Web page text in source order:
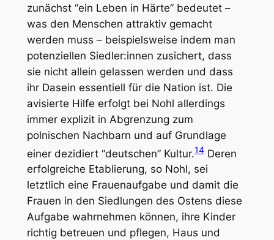
zunächst “ein Leben in Härte” bedeutet –
was den Menschen attraktiv gemacht
werden muss – beispielsweise indem man
potenziellen Siedler:innen zusichert, dass
sie nicht allein gelassen werden und dass
ihr Dasein essentiell für die Nation ist. Die
avisierte Hilfe erfolgt bei Nohl allerdings
immer explizit in Abgrenzung zum
polnischen Nachbarn und auf Grundlage
einer dezidiert “deutschen” Kultur.14Deren
erfolgreiche Etablierung, so Nohl, sei
letztlich eine Frauenaufgabe und damit die
Frauen in den Siedlungen des Ostens diese
Aufgabe wahrnehmen können, ihre Kinder
richtig betreuen und pflegen, Haus und